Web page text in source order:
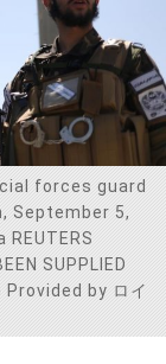
forces guard
September 5,
SUPPLIED
by ロイ